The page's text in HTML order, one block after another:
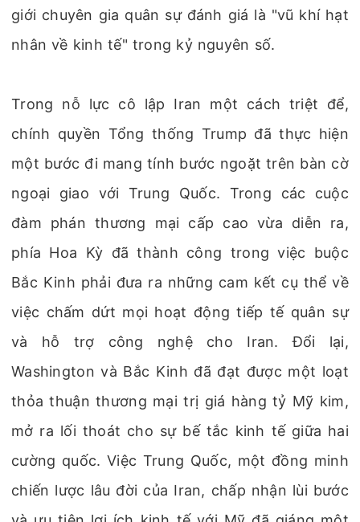
giới chuyên gia quân sự đánh giá là "vũ khí hạt
nhân về kinh tế" trong kỷ nguyên số.
Trong nỗ lực cô lập Iran một cách triệt để,
chính quyền Tổng thống Trump đã thực hiện
một bước đi mang tính bước ngoặt trên bàn cờ
ngoại giao với Trung Quốc. Trong các cuộc
đàm phán thương mại cấp cao vừa diễn ra,
phía Hoa Kỳ đã thành công trong việc buộc
Bắc Kinh phải đưa ra những cam kết cụ thể về
việc chấm dứt mọi hoạt động tiếp tế quân sự
và hỗ trợ công nghệ cho Iran. Đổi lại,
Washington và Bắc Kinh đã đạt được một loạt
thỏa thuận thương mại trị giá hàng tỷ Mỹ kim,
mở ra lối thoát cho sự bế tắc kinh tế giữa hai
cường quốc. Việc Trung Quốc, một đồng minh
chiến lược lâu đời của Iran, chấp nhận lùi bước